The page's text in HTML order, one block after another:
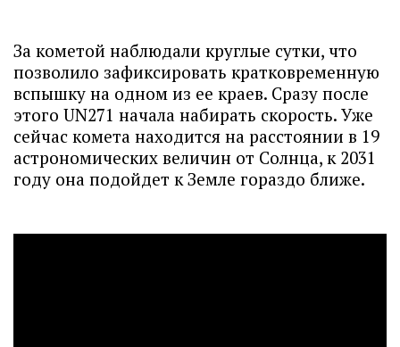
За кометой наблюдали круглые сутки, что
позволило зафиксировать кратковременную
вспышку на одном из ее краев. Сразу после
этого UN271 начала набирать скорость. Уже
сейчас комета находится на расстоянии в 19
астрономических величин от Солнца, к 2031
году она подойдет к Земле гораздо ближе.